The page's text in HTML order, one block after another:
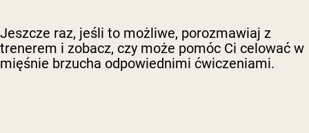
Jeszcze raz, jeśli to możliwe, porozmawiaj z
trenerem i zobacz, czy może pomóc Ci celować w
mięśnie brzucha odpowiednimi ćwiczeniami.